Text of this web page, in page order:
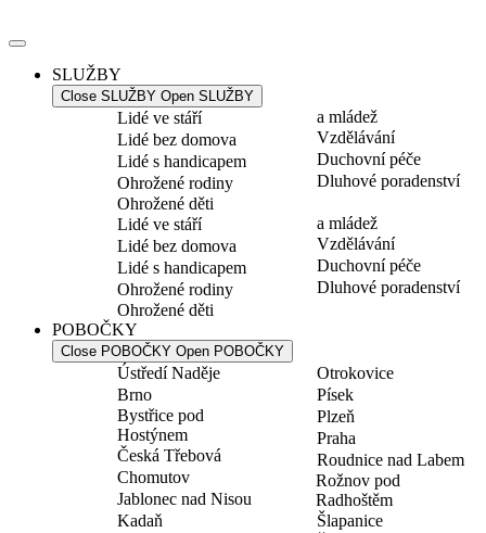
k
SLUŽBY
Close SLUŽBY Open SLUŽBY
Lidé ve stáří
Lidé bez domova
Lidé s handicapem
Ohrožené rodiny
Ohrožené děti
a mládež
Vzdělávání
Duchovní péče
Dluhové poradenství
Lidé ve stáří
Lidé bez domova
Lidé s handicapem
Ohrožené rodiny
Ohrožené děti
a mládež
Vzdělávání
Duchovní péče
Dluhové poradenství
POBOČKY
Close POBOČKY Open POBOČKY
Ústředí Naděje
Brno
Bystřice pod
Hostýnem
Česká Třebová
Chomutov
Jablonec nad Nisou
Kadaň
Otrokovice
Písek
Plzeň
Praha
Roudnice nad Labem
Rožnov pod
Radhoštěm
Šlapanice